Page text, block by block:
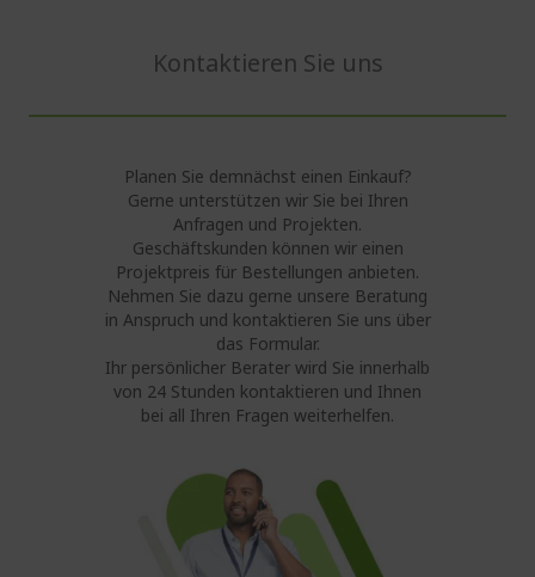
Kontaktieren Sie uns
Planen Sie demnächst einen Einkauf?
Gerne unterstützen wir Sie bei Ihren
Anfragen und Projekten.
Geschäftskunden können wir einen
Projektpreis für Bestellungen anbieten.
Nehmen Sie dazu gerne unsere Beratung
in Anspruch und kontaktieren Sie uns über
das Formular.
Ihr persönlicher Berater wird Sie innerhalb
von 24 Stunden kontaktieren und Ihnen
bei all Ihren Fragen weiterhelfen.